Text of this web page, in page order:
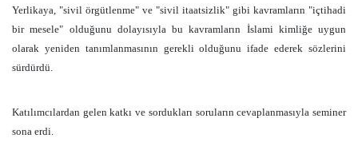
Yerlikaya, "sivil örgütlenme" ve "sivil itaatsizlik" gibi kavramların "içtihadi
bir mesele" olduğunu dolayısıyla bu kavramların İslami kimliğe uygun
olarak yeniden tanımlanmasının gerekli olduğunu ifade ederek sözlerini
sürdürdü.
Katılımcılardan gelen katkı ve sordukları soruların cevaplanmasıyla seminer
sona erdi.